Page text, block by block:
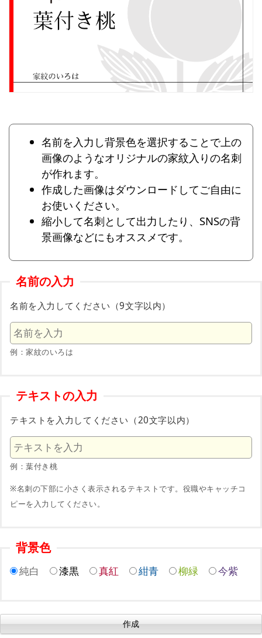
名前を入力し背景色を選択することで上の
画像のようなオリジナルの家紋入りの名刺
が作れます。
作成した画像はダウンロードしてご自由に
お使いください。
縮小して名刺として出力したり、SNSの背
景画像などにもオススメです。
名前の入力
名前を入力してください（9文字以内）
例：家紋のいろは
テキストの入力
テキストを入力してください（20文字以内）
例：葉付き桃
※名刺の下部に小さく表示されるテキストです。役職やキャッチコ
ピーを入力してください。
背景色
純白 漆黒 真紅 紺青 柳緑 今紫